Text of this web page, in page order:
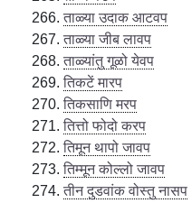
ताळ्या उदाक आटवप
ताळ्या जीब लावप
ताळ्यांतु गूळो येवप
तिकटें मारप
तिकसाणि मरप
तित्तो फोदो करप
तिमून थापो जावप
तिम्मून कोल्लो जावप
तीन दुडवांक वोस्तु नासप